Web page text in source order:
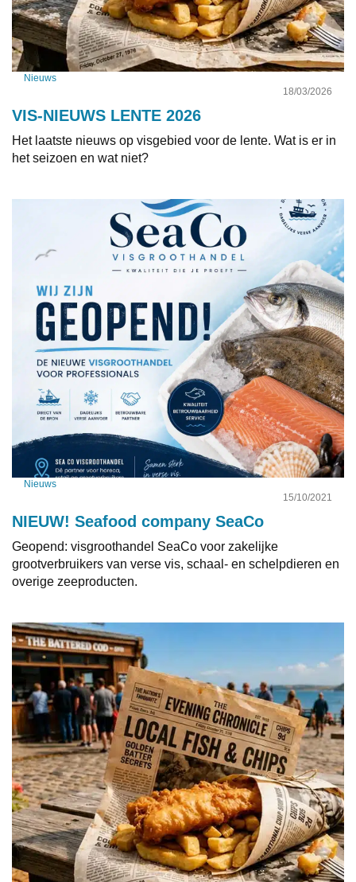
Nieuws
18/03/2026
VIS-NIEUWS LENTE 2026
Het laatste nieuws op visgebied voor de lente. Wat is er in
het seizoen en wat niet?
Nieuws
15/10/2021
NIEUW! Seafood company SeaCo
Geopend: visgroothandel SeaCo voor zakelijke
grootverbruikers van verse vis, schaal- en schelpdieren en
overige zeeproducten.